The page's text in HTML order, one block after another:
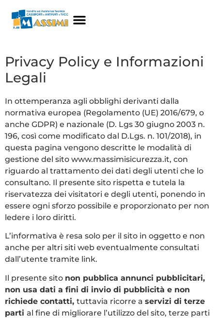
Privacy Policy e Informazioni
Legali
In ottemperanza agli obblighi derivanti dalla
normativa europea (Regolamento (UE) 2016/679, o
anche GDPR) e nazionale (D. Lgs 30 giugno 2003 n.
196, così come modificato dal D.Lgs. n. 101/2018), in
questa pagina vengono descritte le modalità di
gestione del sito www.massimisicurezza.it, con
riguardo al trattamento dei dati degli utenti che lo
consultano. Il presente sito rispetta e tutela la
riservatezza dei visitatori e degli utenti, ponendo in
essere ogni sforzo possibile e proporzionato per non
ledere i loro diritti.
L’informativa è resa solo per il sito in oggetto e non
anche per altri siti web eventualmente consultati
dall’utente tramite link.
Il presente sito non pubblica annunci pubblicitari,
non usa dati a fini di invio di pubblicità e non
richiede contatti, tuttavia ricorre a servizi di terze
parti al fine di migliorare l’utilizzo del sito, terze parti